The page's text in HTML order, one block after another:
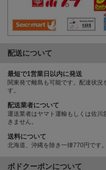
配送について
最短で1営業日以内に発送
関東発で離島も可能です。配達状況
す。
配送業者について
運送業者はヤマト運輸もしくは佐
きません。
送料について
北海道、沖縄を除き一律770円です
ボドクーポンについて